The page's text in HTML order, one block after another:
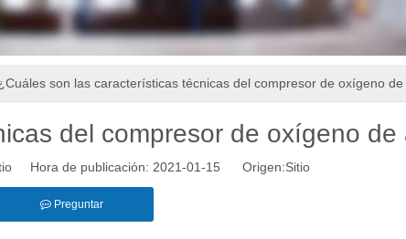
son las características técnicas del compresor de oxígeno
del compresor de oxígeno de
Hora de publicación: 2021-01-15 Origen:Sitio
Preguntar